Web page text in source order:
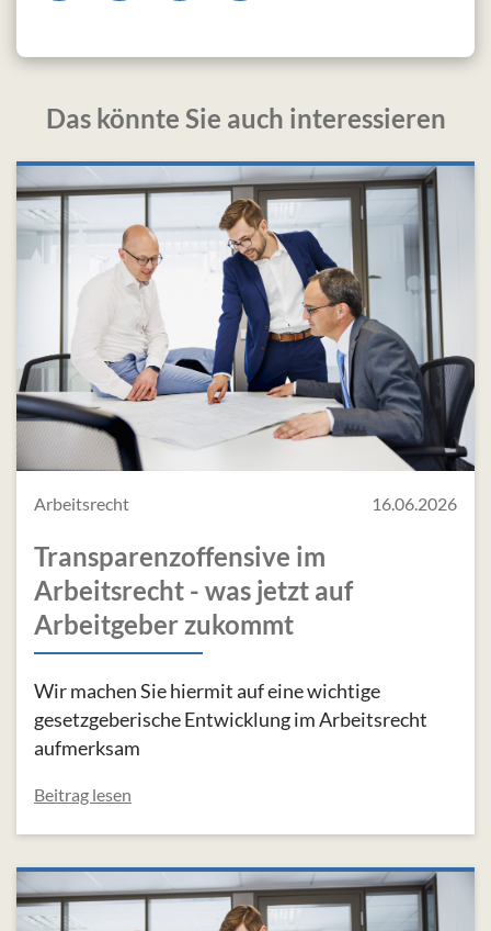
Das könnte Sie auch interessieren
Arbeitsrecht 16.06.2026
Transparenzoffensive im
Arbeitsrecht - was jetzt auf
Arbeitgeber zukommt
Wir machen Sie hiermit auf eine wichtige
gesetzgeberische Entwicklung im Arbeitsrecht
aufmerksam
Beitrag lesen